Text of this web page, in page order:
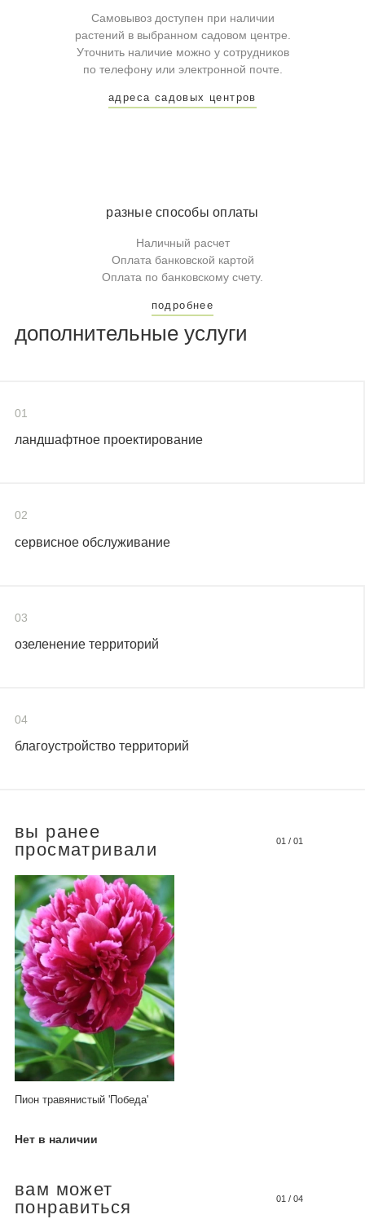
Самовывоз доступен при наличии
растений в выбранном садовом центре.
Уточнить наличие можно у сотрудников
по телефону или электронной почте.
адреса садовых центров
разные способы оплаты
Наличный расчет
Оплата банковской картой
Оплата по банковскому счету.
подробнее
дополнительные услуги
01
ландшафтное проектирование
02
сервисное обслуживание
03
озеленение территорий
04
благоустройство территорий
вы ранее
просматривали
01 / 01
Пион травянистый 'Победа'
Нет в наличии
вам может
понравиться
01 / 04